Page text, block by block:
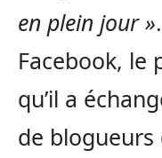
en plein jour »
Facebook, le
qu’il a
de